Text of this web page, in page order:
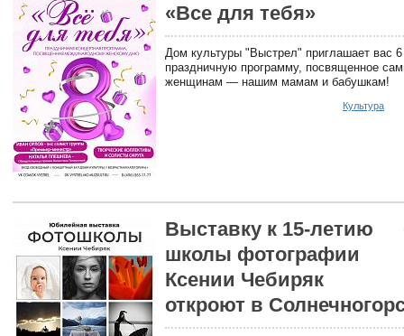
«Все для тебя»
Дом культуры "Выстрел" приглашает вас
праздничную программу, посвященное
женщинам — нашим мамам и бабушкам!
Культура
Выставку к 15‑летию
школы фотографии
Ксении Чебиряк
откроют в